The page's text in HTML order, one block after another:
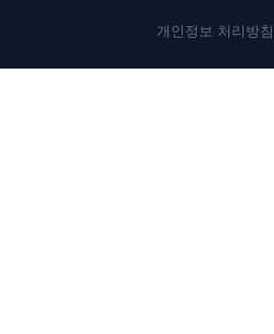
개인정보 처리방침